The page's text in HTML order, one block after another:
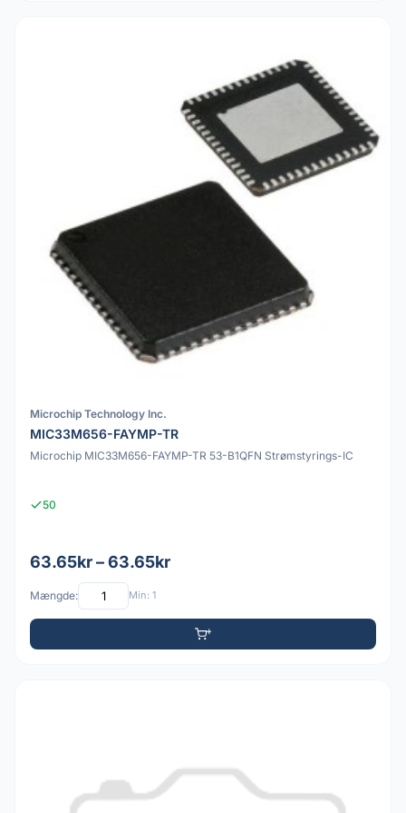
Microchip Technology Inc.
MIC33M656-FAYMP-TR
Microchip MIC33M656-FAYMP-TR 53-B1QFN Strømstyrings-IC
50
63.65kr – 63.65kr
Mængde: Min: 1